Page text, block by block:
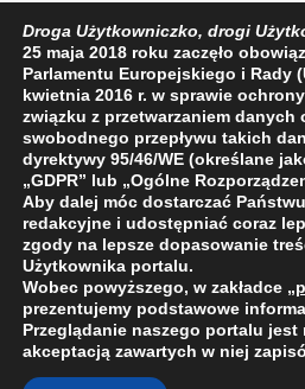
Droga Użytkowniczko, drogi
25 maja 2018 roku zaczęło
Parlamentu Europejskiego i Rady
kwietnia 2016 r. w sprawie
związku z przetwarzaniem
swobodnego przepływu takich
dyrektywy 95/46/WE (określane
„GDPR” lub „Ogólne
Aby dalej móc dostarczać
redakcyjne i udostępniać coraz
zgody na lepsze dopasowanie
Użytkownika portalu.
Wobec powyższego, w zakładce
prezentujemy podstawowe
Przeglądanie naszego portalu jest
akceptacją zawartych w niej